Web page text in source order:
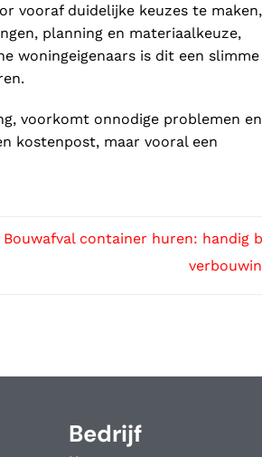
vooraf duidelijke keuzes te maken,
planning en materiaalkeuze,
woningeigenaars is dit een slimme
voorkomt onnodige problemen
kostenpost, maar vooral een
Bouwafval container huren: handig
Bedrijf